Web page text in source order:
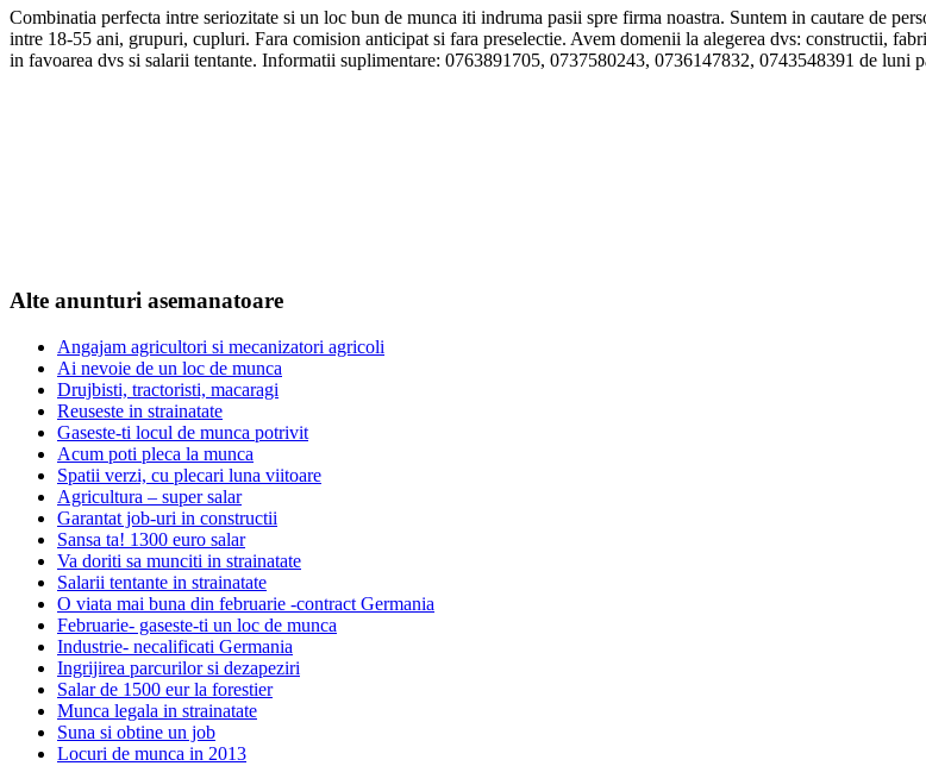
Combinatia perfecta intre seriozitate si un loc bun de munca iti indruma pasii spre firma noastra. Suntem in cautare de
intre 18-55 ani, grupuri, cupluri. Fara comision anticipat si fara preselectie. Avem domenii la alegerea dvs: constructii,
in favoarea dvs si salarii tentante. Informatii suplimentare: 0763891705, 0737580243, 0736147832, 0743548391 de luni
Alte anunturi asemanatoare
Angajam agricultori si mecanizatori agricoli
Ai nevoie de un loc de munca
Drujbisti, tractoristi, macaragi
Reuseste in strainatate
Gaseste-ti locul de munca potrivit
Acum poti pleca la munca
Spatii verzi, cu plecari luna viitoare
Agricultura – super salar
Garantat job-uri in constructii
Sansa ta! 1300 euro salar
Va doriti sa munciti in strainatate
Salarii tentante in strainatate
O viata mai buna din februarie -contract Germania
Februarie- gaseste-ti un loc de munca
Industrie- necalificati Germania
Ingrijirea parcurilor si dezapeziri
Salar de 1500 eur la forestier
Munca legala in strainatate
Suna si obtine un job
Locuri de munca in 2013